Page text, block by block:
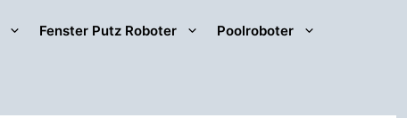
Fenster Putz Roboter
Poolroboter